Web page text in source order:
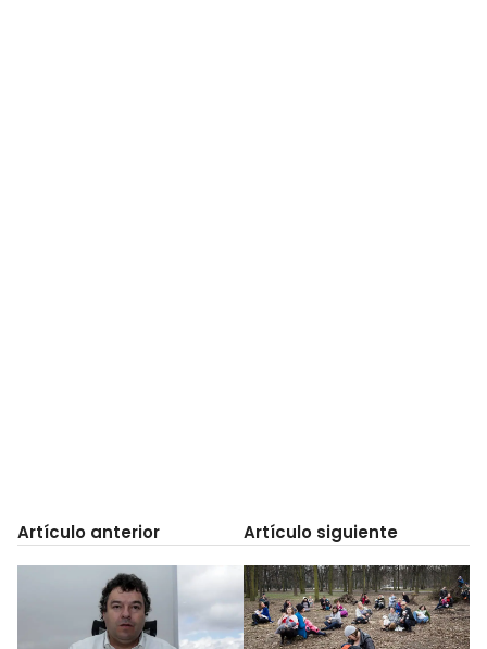
Artículo anterior Artículo siguiente